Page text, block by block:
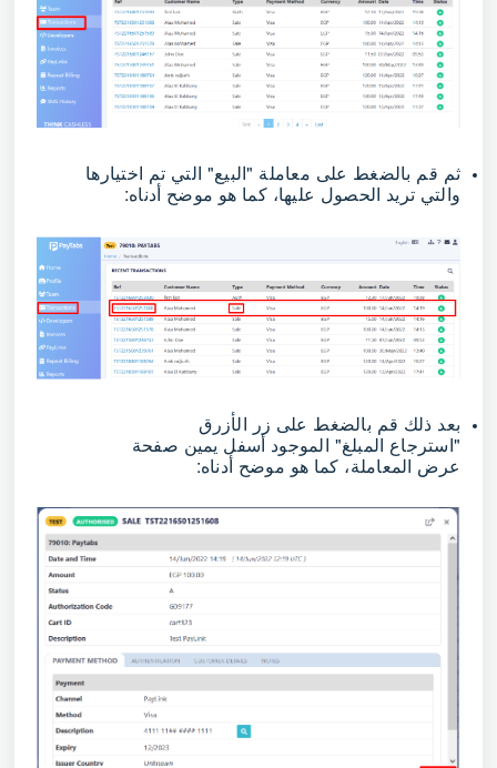
ثم قم بالضغط على معاملة "البيع" التي تم اختيارها
والتي تريد الحصول عليها، كما هو موضح أدناه:
بعد ذلك قم بالضغط على زر الأزرق
"استرجاع المبلغ" الموجود أسفل يمين صفحة
عرض المعاملة، كما هو موضح أدناه: